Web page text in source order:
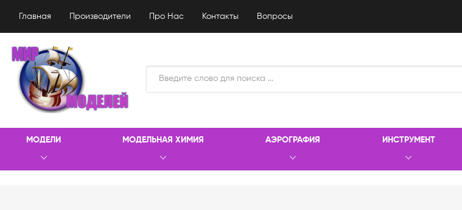
Главная Производители Про Нас Контакты Вопросы
МОДЕЛИ МОДЕЛЬНАЯ ХИМИЯ АЭРОГРАФИЯ ИНСТРУМЕНТ